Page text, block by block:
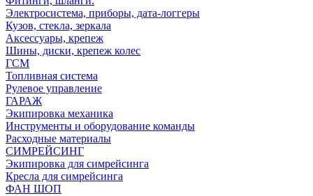
Электросистема, приборы, дата-логгеры
Кузов, стекла, зеркала
Аксессуары, крепеж
Шины, диски, крепеж колес
ГСМ
Топливная система
Рулевое управление
ГАРАЖ
Экипировка механика
Инструменты и оборудование команды
Расходные материалы
СИМРЕЙСИНГ
Экипировка для симрейсинга
Кресла для симрейсинга
ФАН ШОП